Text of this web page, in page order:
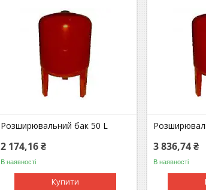
Розширювальний бак 50 L
2 174,16 ₴
В наявності
Купити
3 836,74 ₴
В наявності